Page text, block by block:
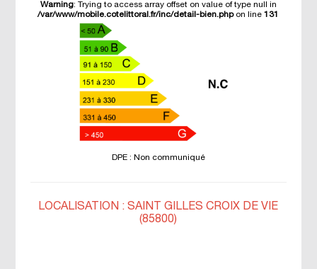
Warning: Trying to access array offset on value of type null in
/var/www/mobile.cotelittoral.fr/inc/detail-bien.phpon line131
DPE : Non communiqué
LOCALISATION : SAINT GILLES CROIX DE VIE
(85800)